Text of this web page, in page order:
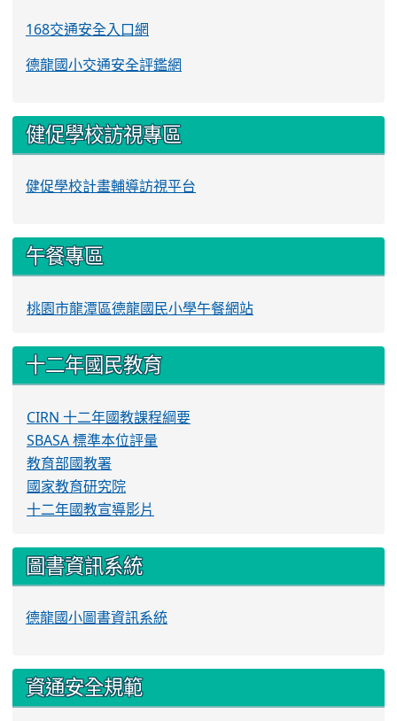
168交通安全入口網
德龍國小交通安全評鑑網
健促學校訪視專區
健促學校計畫輔導訪視平台
午餐專區
桃園市龍潭區德龍國民小學午餐網站
十二年國民教育
CIRN 十二年國教課程綱要
SBASA 標準本位評量
教育部國教署
國家教育研究院
十二年國教宣導影片
圖書資訊系統
德龍國小圖書資訊系統
資通安全規範